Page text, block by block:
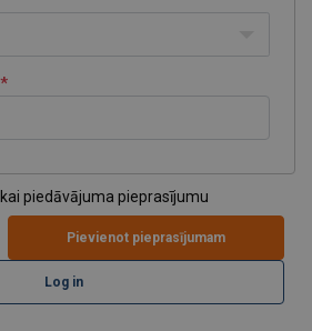
piedāvājuma pieprasījumu
Pievienot pieprasījumam
Log in